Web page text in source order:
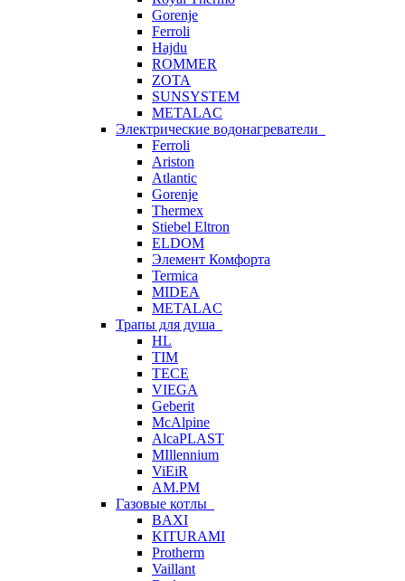
Gorenje
Ferroli
Hajdu
ROMMER
ZOTA
SUNSYSTEM
METALAC
Электрические водонагреватели
Ferroli
Ariston
Atlantic
Gorenje
Thermex
Stiebel Eltron
ELDOM
Элемент Комфорта
Termica
MIDEA
METALAC
Трапы для душа
HL
TIM
TECE
VIEGA
Geberit
McAlpine
AlcaPLAST
MIllennium
ViEiR
AM.PM
Газовые котлы
BAXI
KITURAMI
Protherm
Vaillant